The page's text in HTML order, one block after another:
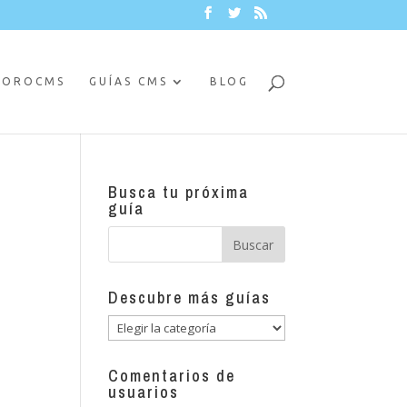
GUÍAS CMS BLOG
Busca tu próxima
guía
Descubre más guías
Descubre
guías
Comentarios de
usuarios